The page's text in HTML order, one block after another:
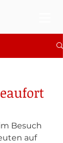
Besuch
auf